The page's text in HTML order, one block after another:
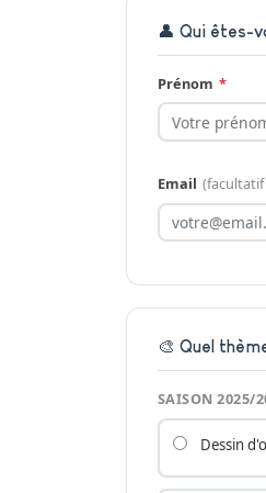
👤 Qui êtes-
Prénom *
Email
🎨 Quel
SAISON 2025/
Dessin